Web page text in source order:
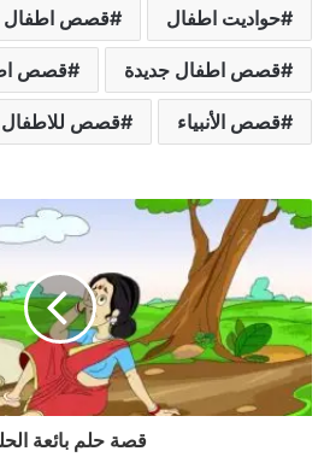
حواديت اطفال قصص اطفال
قصص اطفال جديدة قصص
قصص الأنبياء قصص للاطفال
قصة حلم بائعة